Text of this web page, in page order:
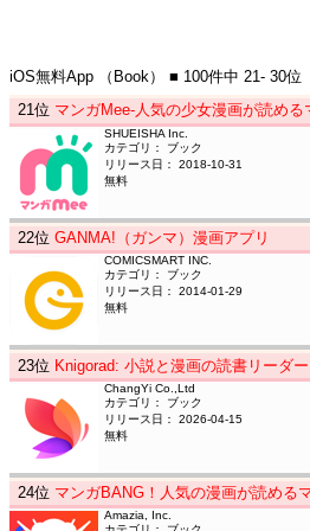
iOS無料App （Book） ■ 100件中 21- 30位
21位 マンガMee-人気の少女漫画が読める
SHUEISHA Inc.
カテゴリ： ブック
リリース日： 2018-10-31
無料
22位 GANMA!（ガンマ）漫画アプリ
COMICSMART INC.
カテゴリ： ブック
リリース日： 2014-01-29
無料
23位 Knigorad: 小説と漫画の読書リーダー
ChangYi Co.,Ltd
カテゴリ： ブック
リリース日： 2026-04-15
無料
24位 マンガBANG！人気の漫画が読める
Amazia, Inc.